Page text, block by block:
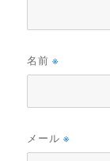
名前※
メール※